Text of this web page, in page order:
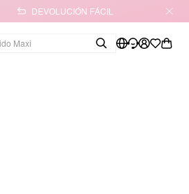
DEVOLUCIÓN FÁCIL